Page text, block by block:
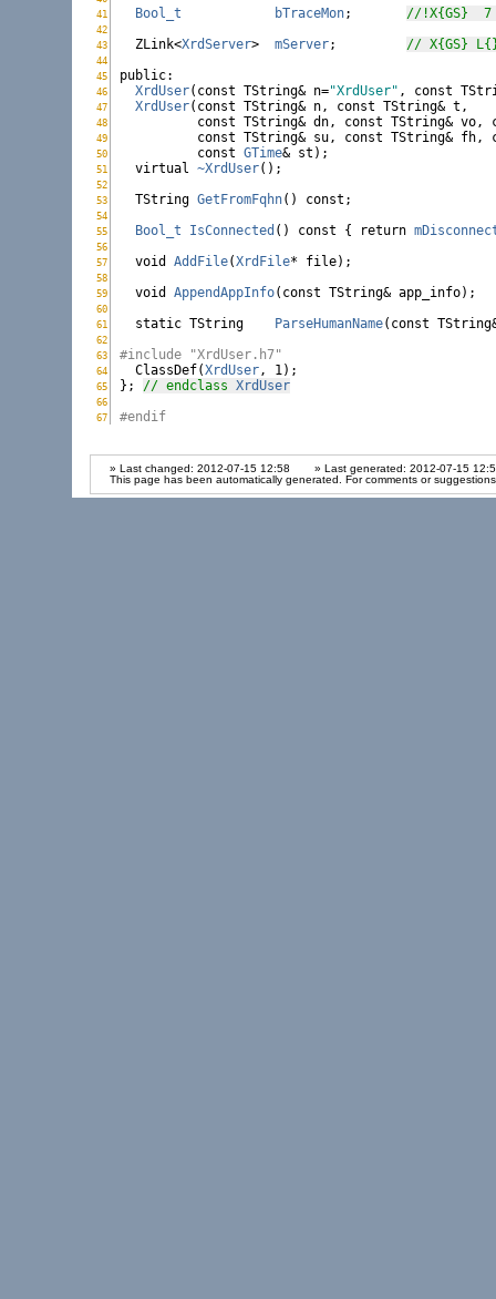
Bool_t
bTraceMon; //!X{GS}
  ZLink<
XrdServer> mServer; // X{GS}
public
XrdUser( const TString& n="XrdUser" , const
XrdUser( const TString& n, const TString& t,
const TString& dn, const TString& vo,
const TString& su, const TString& fh,
const GTime& st);
virtual ~XrdUser();
  TString
GetFromFqhn() const ;
Bool_t
IsConnected () const { return
void
AddFile(XrdFile* file);
void
AppendAppInfo( const TString& app_info);
static TString ParseHumanName( const
#include "XrdUser.h7"
ClassDef(XrdUser, 1);
}; // endclass XrdUser
#endif
XrdUser.h:
41
XrdUser.h:
42
XrdUser.h:
43
XrdUser.h:
44
XrdUser.h:
45
XrdUser.h:
46
XrdUser.h:
47
XrdUser.h:
48
XrdUser.h:
49
XrdUser.h:
50
XrdUser.h:
51
XrdUser.h:
52
XrdUser.h:
53
XrdUser.h:
54
XrdUser.h:
55
XrdUser.h:
56
XrdUser.h:
57
XrdUser.h:
58
XrdUser.h:
59
XrdUser.h:
60
XrdUser.h:
61
XrdUser.h:
62
XrdUser.h:
63
XrdUser.h:
64
XrdUser.h:
65
XrdUser.h:
66
XrdUser.h:
67
» Last changed: 2012-07-15 12:58
» Last generated: 2012-07-15
This page has been automatically generated. For comments or